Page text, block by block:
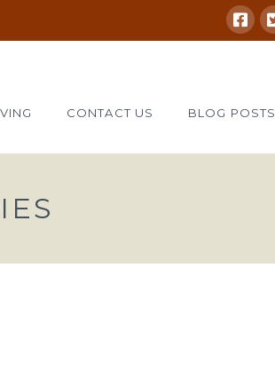
CONTACT US BLOG POSTS